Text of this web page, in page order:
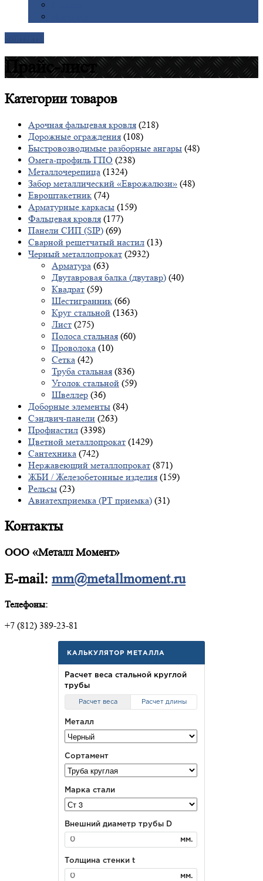
Прайс-лист
Категориитоваров
Арочная фальцевая кровля (218)
Дорожные ограждения (108)
Быстровозводимые разборные ангары (48)
Омега-профиль ГПО (238)
Металлочерепица (1324)
Забор металлический «Еврожалюзи» (48)
Евроштакетник (74)
Арматурные каркасы (159)
Фальцевая кровля (177)
Панели СИП (SIP) (69)
Сварной решетчатый настил (13)
Черный металлопрокат (2932)
Арматура (63)
Двутавровая балка (двутавр) (40)
Квадрат (59)
Шестигранник (66)
Круг стальной (1363)
Лист (275)
Полоса стальная (60)
Проволока (10)
Сетка (42)
Труба стальная (836)
Уголок стальной (59)
Швеллер (36)
Доборные элементы (84)
Сэндвич-панели (263)
Профнастил (3398)
Цветной металлопрокат (1429)
Сантехника (742)
Нержавеющий металлопрокат (871)
ЖБИ / Железобетонные изделия (159)
Рельсы (23)
Авиатехприемка (РТ приемка) (31)
Контакты
ООО «Металл Момент»
E-mail: mm@metallmoment.ru
Телефоны:
+7 (812) 389-23-81